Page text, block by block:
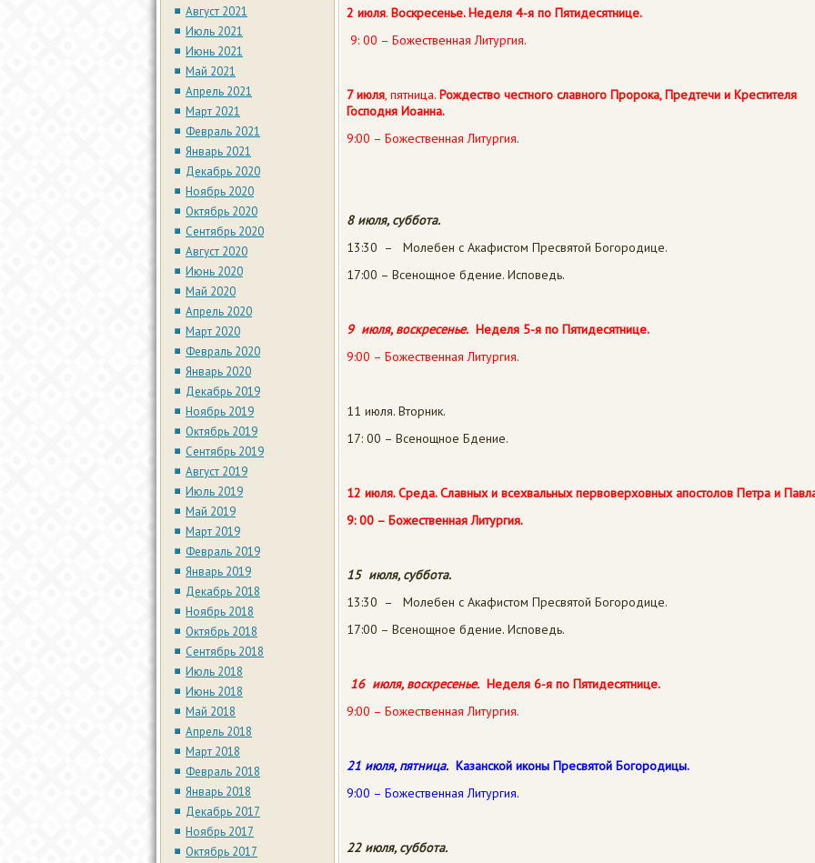
Август 2021
Июль 2021
Июнь 2021
Май 2021
Апрель 2021
Март 2021
Февраль 2021
Январь 2021
Декабрь 2020
Ноябрь 2020
Октябрь 2020
Сентябрь 2020
Август 2020
Июнь 2020
Май 2020
Апрель 2020
Март 2020
Февраль 2020
Январь 2020
Декабрь 2019
Ноябрь 2019
Октябрь 2019
Сентябрь 2019
Август 2019
Июль 2019
Май 2019
Март 2019
Февраль 2019
Январь 2019
Декабрь 2018
Ноябрь 2018
Октябрь 2018
Сентябрь 2018
Июль 2018
Июнь 2018
Май 2018
Апрель 2018
Март 2018
Февраль 2018
Январь 2018
Декабрь 2017
Ноябрь 2017
Октябрь 2017
2 июля. Воскресенье. Неделя 4-я по Пятидесятнице.
9: 00 – Божественная Литургия.
7 июля, пятница. Рождество честного славного Пророка, Предтечи и Крестителя
Господня Иоанна.
9:00 – Божественная Литургия.
8 июля, суббота.
13:30 – Молебен с Акафистом Пресвятой Богородице.
17:00 – Всенощное бдение. Исповедь.
9 июля, воскресенье. Неделя 5-я по Пятидесятнице.
9:00 – Божественная Литургия.
11 июля. Вторник.
17: 00 – Всенощное Бдение.
12 июля. Среда. Славных и всехвальных первоверховных апостолов Петра и
9: 00 – Божественная Литургия.
15 июля, суббота.
13:30 – Молебен с Акафистом Пресвятой Богородице.
17:00 – Всенощное бдение. Исповедь.
16 июля, воскресенье. Неделя 6-я по Пятидесятнице.
9:00 – Божественная Литургия.
21 июля, пятница. Казанской иконы Пресвятой Богородицы.
9:00 – Божественная Литургия.
22 июля, суббота.